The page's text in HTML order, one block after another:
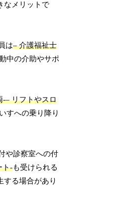
なメリットで
は– 介護福祉士
中の介助やサポ
-– リフトやスロ
すへの乗り降り
や診察室への付
ト-も受けられる
する場合があり